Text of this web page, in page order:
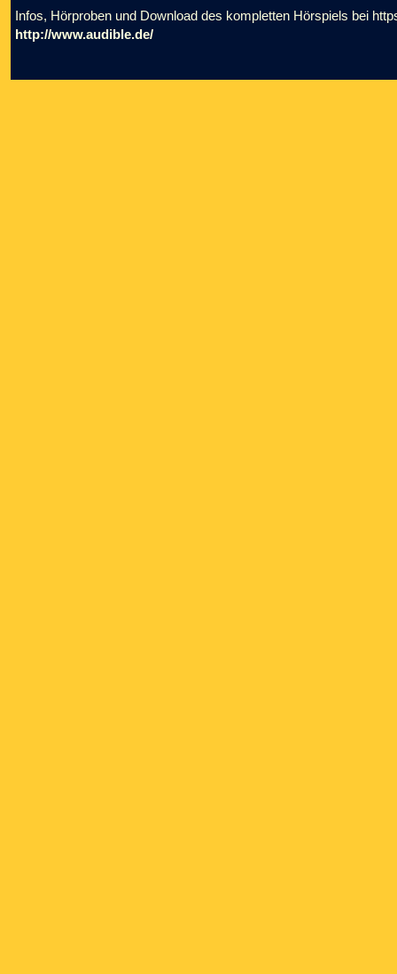
Infos, Hörproben und Download des kompletten Hörspiels bei
http://www.audible.de/